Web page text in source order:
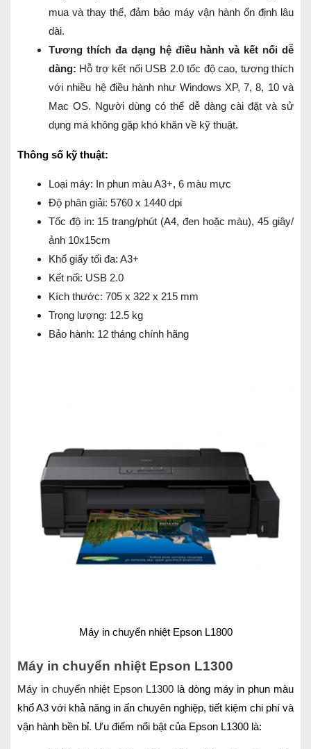
mua và thay thế, đảm bảo máy vận hành ổn định lâu
dài.
Tương thích đa dạng hệ điều hành và kết nối dễ
dàng: Hỗ trợ kết nối USB 2.0 tốc độ cao, tương thích
với nhiều hệ điều hành như Windows XP, 7, 8, 10 và
Mac OS. Người dùng có thể dễ dàng cài đặt và sử
dụng mà không gặp khó khăn về kỹ thuật.
Thông số kỹ thuật:
Loại máy: In phun màu A3+, 6 màu mực
Độ phân giải: 5760 x 1440 dpi
Tốc độ in: 15 trang/phút (A4, đen hoặc màu), 45 giây/
ảnh 10x15cm
Khổ giấy tối đa: A3+
Kết nối: USB 2.0
Kích thước: 705 x 322 x 215 mm
Trọng lượng: 12.5 kg
Bảo hành: 12 tháng chính hãng
Máy in chuyển nhiệt Epson L1800
Máy in chuyển nhiệt Epson L1300
Máy in chuyển nhiệt Epson L1300 là dòng máy in phun màu
khổ A3 với khả năng in ấn chuyên nghiệp, tiết kiệm chi phí và
vận hành bền bỉ. Ưu điểm nổi bật của Epson L1300 là: